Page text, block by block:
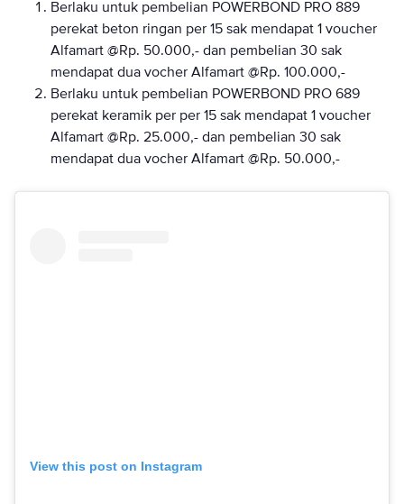
Berlaku untuk pembelian POWERBOND PRO 889
perekat beton ringan per 15 sak mendapat 1 voucher
Alfamart @Rp. 50.000,- dan pembelian 30 sak
mendapat dua vocher Alfamart @Rp. 100.000,-
Berlaku untuk pembelian POWERBOND PRO 689
perekat keramik per per 15 sak mendapat 1 voucher
Alfamart @Rp. 25.000,- dan pembelian 30 sak
mendapat dua vocher Alfamart @Rp. 50.000,-
View this post on Instagram